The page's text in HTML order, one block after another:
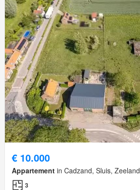
€ 10.000
Appartement in Cadzand, Sluis, Zeeland
3